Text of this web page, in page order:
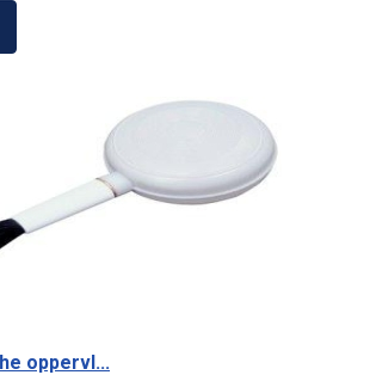
oppervl...